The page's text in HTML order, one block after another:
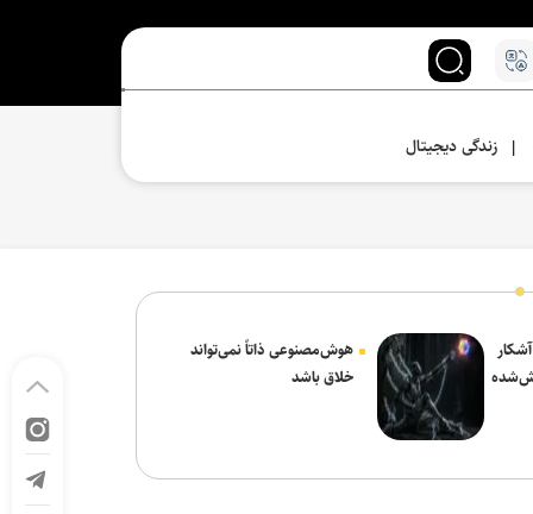
| زندگی دیجیتال
هوش‌مصنوعی ذاتاً نمی‌تواند
خلاق باشد